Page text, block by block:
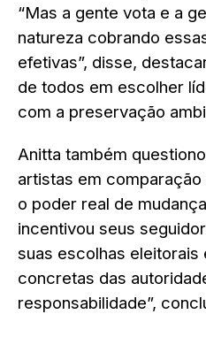
“Mas a gente vota e a
natureza cobrando
efetivas”, disse,
de todos em escolher
com a preservação
Anitta também
artistas em
o poder real de
incentivou seus
suas escolhas eleitorais
concretas das
responsabilidade”,